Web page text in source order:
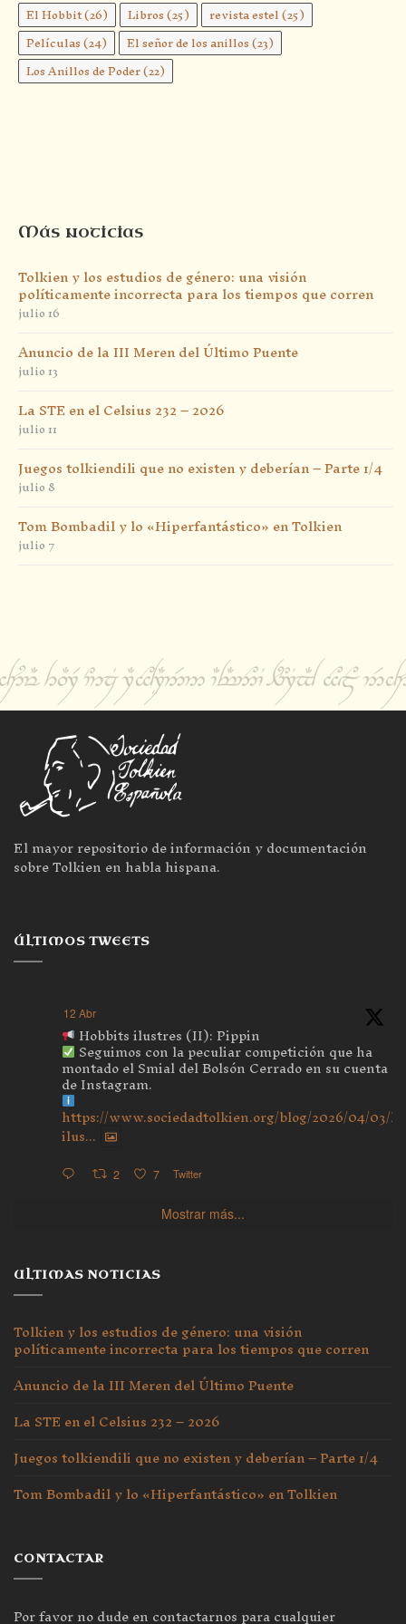
El Hobbit(26) Libros(25) revista estel(25)
Películas(24) El señor de los anillos(23)
Los Anillos de Poder(22)
Más noticias
Tolkien y los estudios de género: una visión
políticamente incorrecta para los tiempos que corren
julio 16
Anuncio de la III Meren del Último Puente
julio 13
La STE en el Celsius 232 – 2026
julio 11
Juegos tolkiendili que no existen y deberían – Parte 1/4
julio 8
Tom Bombadil y lo «Hiperfantástico» en Tolkien
julio 7
El mayor repositorio de información y documentación
sobre Tolkien en habla hispana.
ÚLTIMOS TWEETS
12 Abr
Hobbits ilustres (II): Pippin
Seguimos con la peculiar competición que ha
montado el Smial del Bolsón Cerrado en su cuenta
de Instagram.
https://www.sociedadtolkien.org/blog/2026/04/03/
ilus...
2 7 Twitter
Mostrar más...
ULTIMAS NOTICIAS
Tolkien y los estudios de género: una visión
políticamente incorrecta para los tiempos que corren
Anuncio de la III Meren del Último Puente
La STE en el Celsius 232 – 2026
Juegos tolkiendili que no existen y deberían – Parte 1/4
Tom Bombadil y lo «Hiperfantástico» en Tolkien
CONTACTAR
Por favor no dude en contactarnos para cualquier